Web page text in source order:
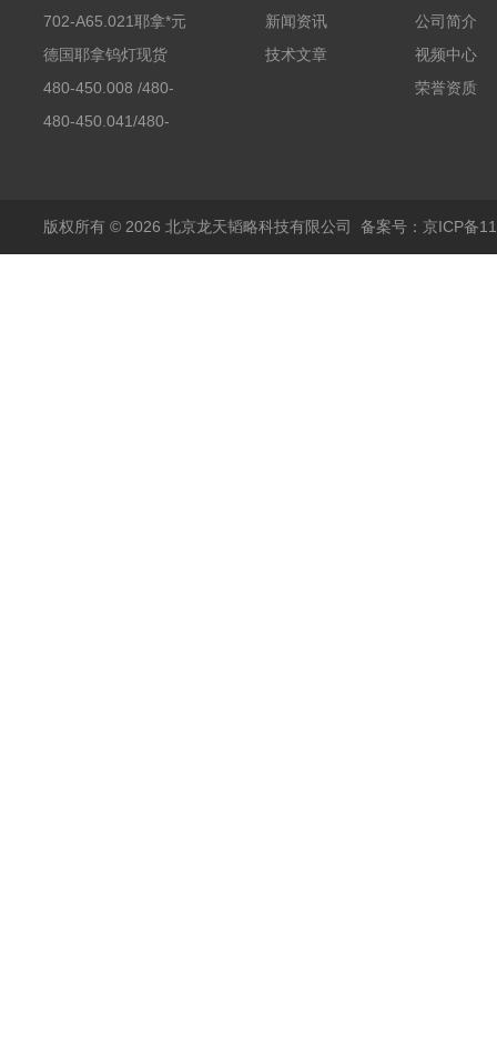
702-A65.021耶拿*元
素分析仪反应罐
德国耶拿钨灯现货
480-450.008 /480-
450.008C耶拿镉Cd空
480-450.041/480-
包邮
新闻资讯
技术文章
公司简介
视频中心
荣誉资质
版权所有 © 2026 北京龙天韬略科技有限公司 备案号：京ICP备